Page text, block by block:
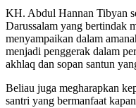
KH. Abdul Hannan Tibyan
Darussalam yang bertindak
menyampaikan dalam
menjadi penggerak dalam
akhlaq dan sopan santun
Beliau juga megharapkan
santri yang bermanfaat